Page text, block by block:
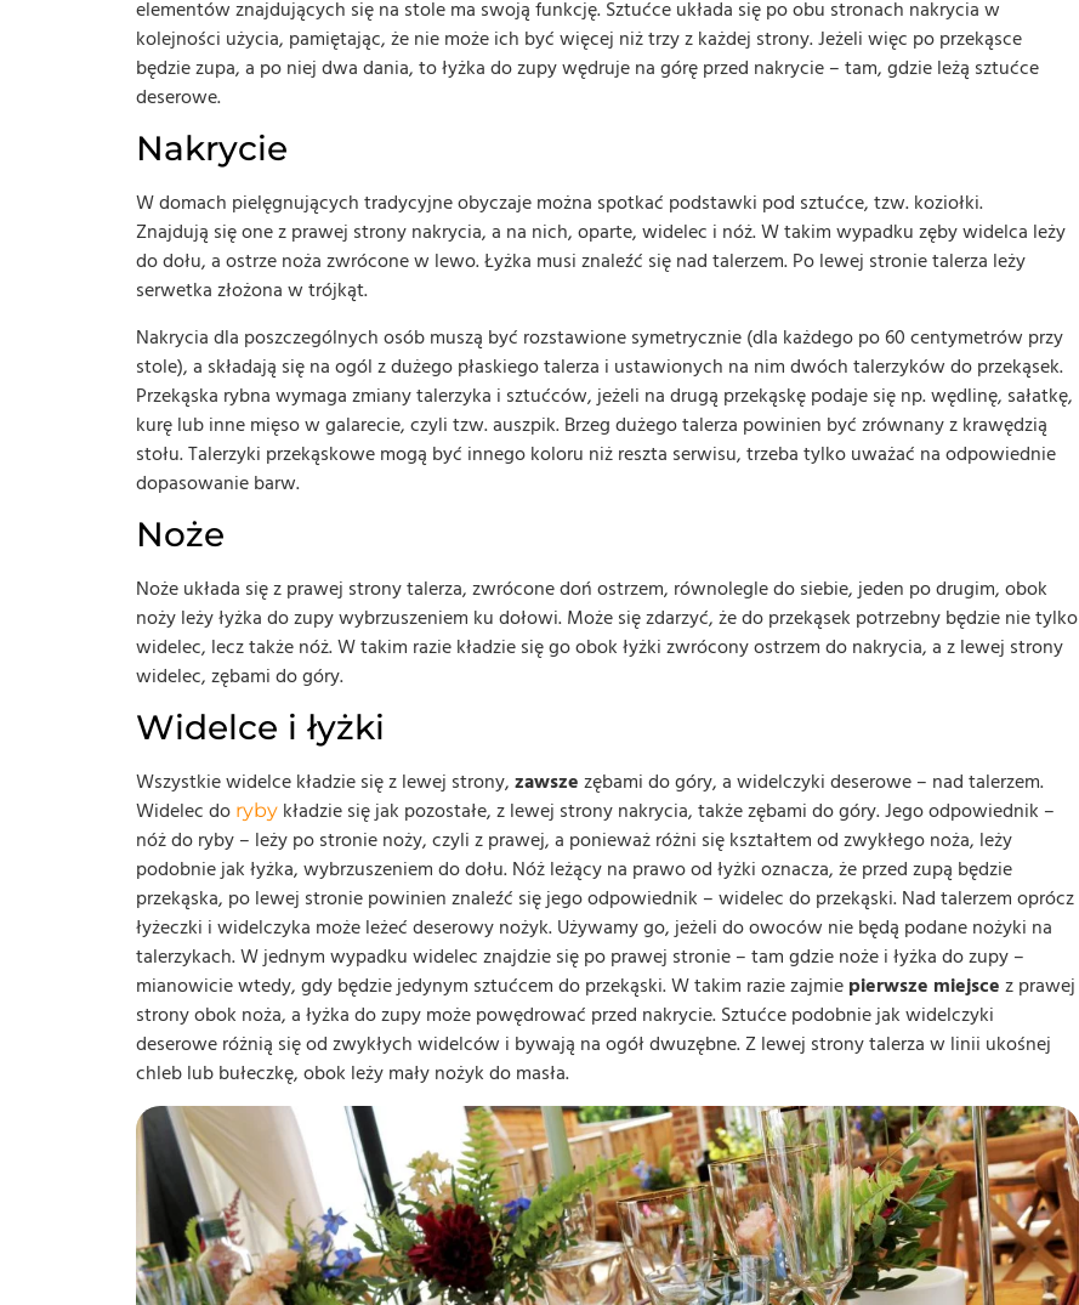
elementów znajdujących się na stole ma swoją funkcję. Sztućce układa się po obu stronach nakrycia w
kolejności użycia, pamiętając, że nie może ich być więcej niż trzy z każdej strony. Jeżeli więc po przekąsce
będzie zupa, a po niej dwa dania, to łyżka do zupy wędruje na górę przed nakrycie – tam, gdzie leżą sztućce
deserowe.
Nakrycie
W domach pielęgnujących tradycyjne obyczaje można spotkać podstawki pod sztućce, tzw. koziołki.
Znajdują się one z prawej strony nakrycia, a na nich, oparte, widelec i nóż. W takim wypadku zęby widelca leży
do dołu, a ostrze noża zwrócone w lewo. Łyżka musi znaleźć się nad talerzem. Po lewej stronie talerza leży
serwetka złożona w trójkąt.
Nakrycia dla poszczególnych osób muszą być rozstawione symetrycznie (dla każdego po 60 centymetrów przy
stole), a składają się na ogól z dużego płaskiego talerza i ustawionych na nim dwóch talerzyków do przekąsek.
Przekąska rybna wymaga zmiany talerzyka i sztućców, jeżeli na drugą przekąskę podaje się np. wędlinę, sałatkę,
kurę lub inne mięso w galarecie, czyli tzw. auszpik. Brzeg dużego talerza powinien być zrównany z krawędzią
stołu. Talerzyki przekąskowe mogą być innego koloru niż reszta serwisu, trzeba tylko uważać na odpowiednie
dopasowanie barw.
Noże
Noże układa się z prawej strony talerza, zwrócone doń ostrzem, równolegle do siebie, jeden po drugim, obok
noży leży łyżka do zupy wybrzuszeniem ku dołowi. Może się zdarzyć, że do przekąsek potrzebny będzie nie tylko
widelec, lecz także nóż. W takim razie kładzie się go obok łyżki zwrócony ostrzem do nakrycia, a z lewej strony
widelec, zębami do góry.
Widelce i łyżki
Wszystkie widelce kładzie się z lewej strony, zawsze zębami do góry, a widelczyki deserowe – nad talerzem.
Widelec do ryby kładzie się jak pozostałe, z lewej strony nakrycia, także zębami do góry. Jego odpowiednik –
nóż do ryby – leży po stronie noży, czyli z prawej, a ponieważ różni się kształtem od zwykłego noża, leży
podobnie jak łyżka, wybrzuszeniem do dołu. Nóż leżący na prawo od łyżki oznacza, że przed zupą będzie
przekąska, po lewej stronie powinien znaleźć się jego odpowiednik – widelec do przekąski. Nad talerzem oprócz
łyżeczki i widelczyka może leżeć deserowy nożyk. Używamy go, jeżeli do owoców nie będą podane nożyki na
talerzykach. W jednym wypadku widelec znajdzie się po prawej stronie – tam gdzie noże i łyżka do zupy –
mianowicie wtedy, gdy będzie jedynym sztućcem do przekąski. W takim razie zajmie pierwsze miejsce z prawej
strony obok noża, a łyżka do zupy może powędrować przed nakrycie. Sztućce podobnie jak widelczyki
deserowe różnią się od zwykłych widelców i bywają na ogół dwuzębne. Z lewej strony talerza w linii ukośnej
chleb lub bułeczkę, obok leży mały nożyk do masła.